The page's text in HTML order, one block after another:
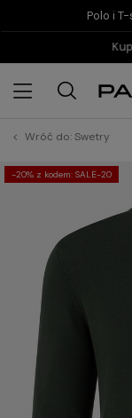
Polo i
Kup
Wróć do:Swetry
-20% z kodem: SALE-20